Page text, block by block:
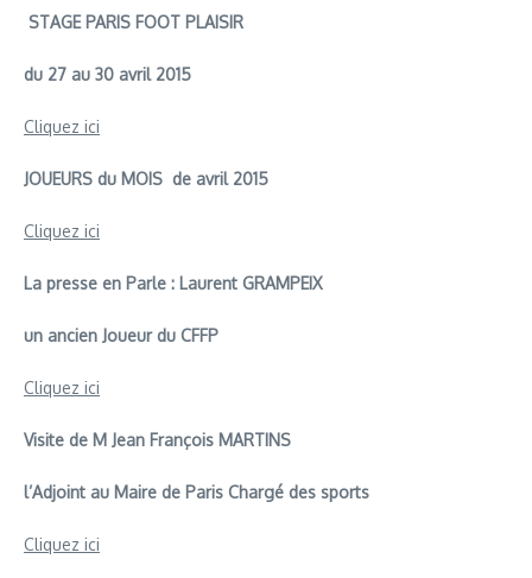
STAGE PARIS FOOT PLAISIR
du 27 au 30 avril 2015
Cliquez ici
JOUEURS du MOIS de avril 2015
Cliquez ici
La presse en Parle : Laurent GRAMPEIX
un ancien Joueur du CFFP
Cliquez ici
Visite de M Jean François MARTINS
l’Adjoint au Maire de Paris Chargé des sports
Cliquez ici